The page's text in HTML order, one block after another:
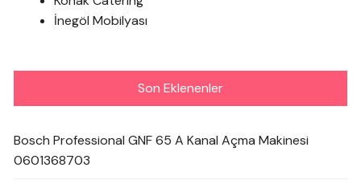
İnegöl Mobilyası
Son Eklenenler
Bosch Professional GNF 65 A Kanal Açma Makinesi
0601368703